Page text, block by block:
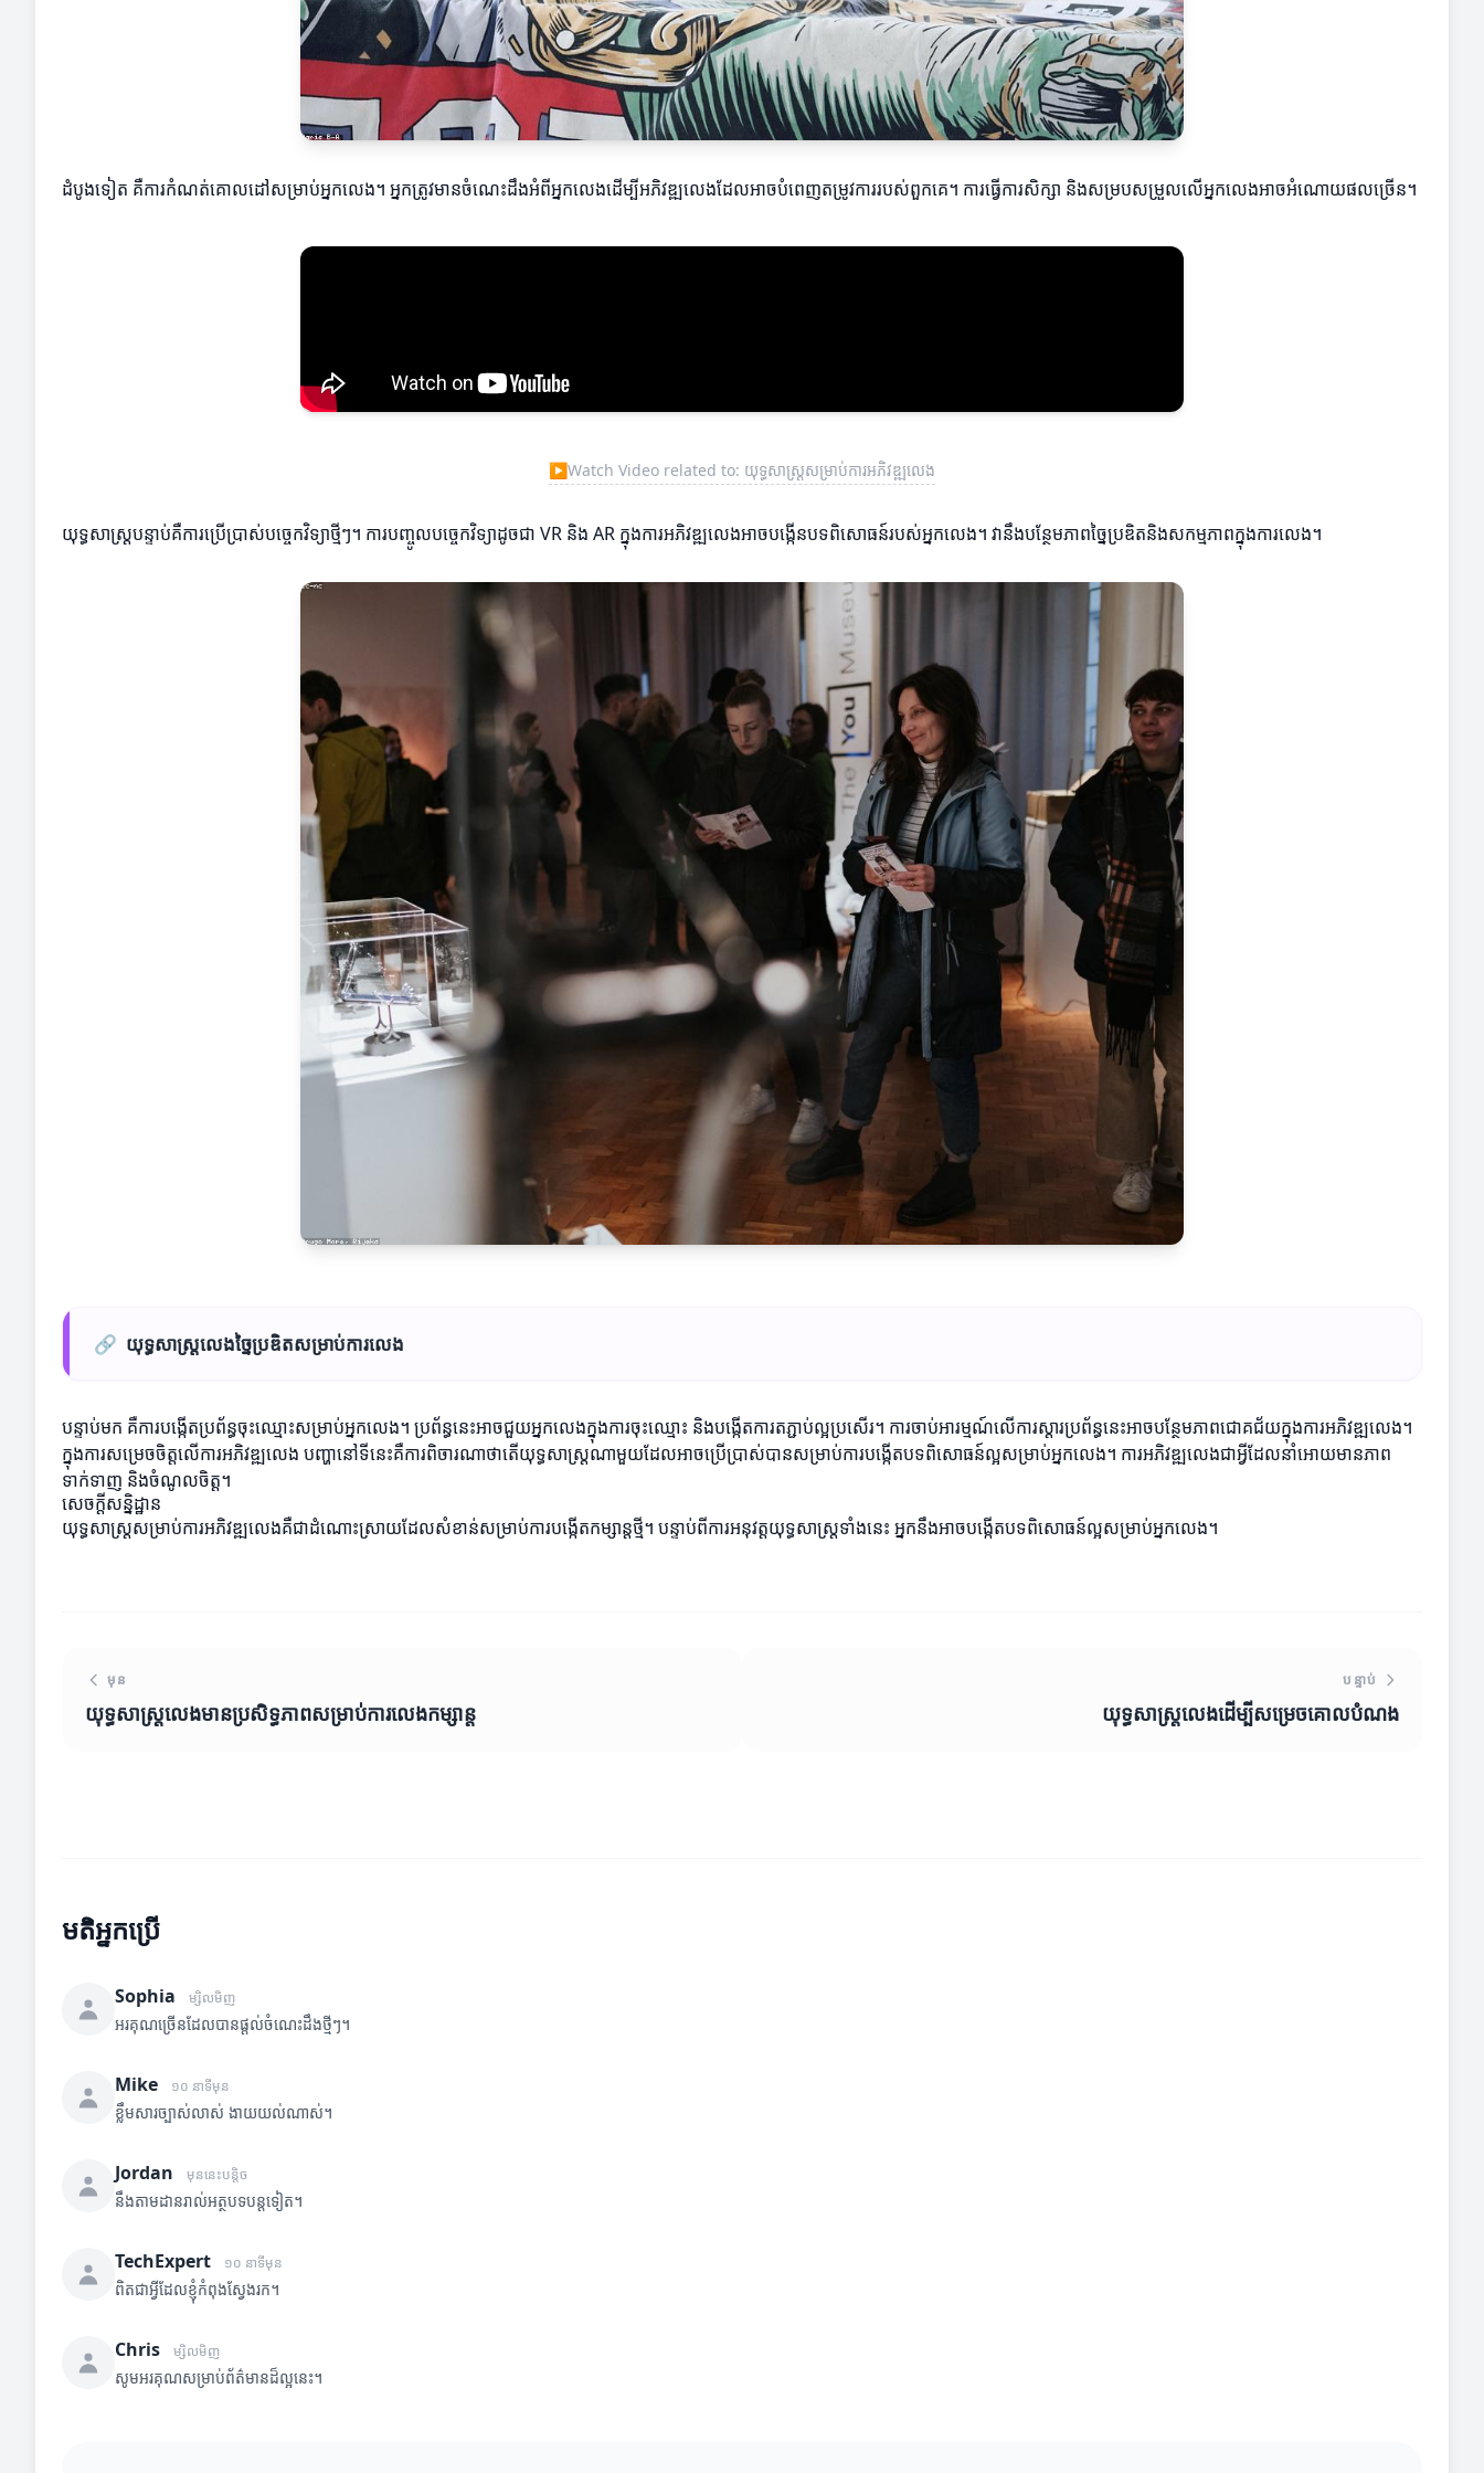
ដំបូងទៀត គឺការកំណត់គោលដៅសម្រាប់អ្នកលេង។ អ្នកត្រូវមានចំណេះដឹងអំពីអ្នកលេងដើម្បីអភិវឌ្ឍលេងដែលអាចបំពេញតម្រូវការរបស់ពួកគេ។ ការធ្វើការសិក្សា និងសម្របសម្រួលលើអ្នកលេងអាចអំណោយផលច្រើន។
▶Watch Video related to: យុទ្ធសាស្រ្តសម្រាប់ការអភិវឌ្ឍលេង
យុទ្ធសាស្រ្តបន្ទាប់គឺការប្រើប្រាស់បច្ចេកវិទ្យាថ្មីៗ។ ការបញ្ចូលបច្ចេកវិទ្យាដូចជា VR និង AR ក្នុងការអភិវឌ្ឍលេងអាចបង្កើនបទពិសោធន៍របស់អ្នកលេង។ វានឹងបន្ថែមភាពច្នៃប្រឌិតនិងសកម្មភាពក្នុងការលេង។
🔗 យុទ្ធសាស្រ្តលេងច្នៃប្រឌិតសម្រាប់ការលេង
បន្ទាប់មក គឺការបង្កើតប្រព័ន្ធចុះឈ្មោះសម្រាប់អ្នកលេង។ ប្រព័ន្ធនេះអាចជួយអ្នកលេងក្នុងការចុះឈ្មោះ និងបង្កើតការតភ្ជាប់ល្អប្រសើរ។ ការចាប់អារម្មណ៍លើការស្ដារប្រព័ន្ធនេះអាចបន្ថែមភាពជោគជ័យក្នុងការអភិវឌ្ឍលេង។
ក្នុងការសម្រេចចិត្តលើការអភិវឌ្ឍលេង បញ្ហានៅទីនេះគឺការពិចារណាថាតើយុទ្ធសាស្រ្តណាមួយដែលអាចប្រើប្រាស់បានសម្រាប់ការបង្កើតបទពិសោធន៍ល្អសម្រាប់អ្នកលេង។ ការអភិវឌ្ឍលេងជាអ្វីដែលនាំអោយមានភាព
ទាក់ទាញ និងចំណូលចិត្ត។
សេចក្តីសន្និដ្ឋាន
យុទ្ធសាស្រ្តសម្រាប់ការអភិវឌ្ឍលេងគឺជាដំណោះស្រាយដែលសំខាន់សម្រាប់ការបង្កើតកម្សាន្តថ្មី។ បន្ទាប់ពីការអនុវត្តយុទ្ធសាស្រ្តទាំងនេះ អ្នកនឹងអាចបង្កើតបទពិសោធន៍ល្អសម្រាប់អ្នកលេង។
មុន
យុទ្ធសាស្រ្តលេងមានប្រសិទ្ធភាពសម្រាប់ការលេងកម្សាន្ត
បន្ទាប់
យុទ្ធសាស្រ្តលេងដើម្បីសម្រេចគោលបំណង
មតិអ្នកប្រើ
Sophia ម្សិលមិញ
អរគុណច្រើនដែលបានផ្តល់ចំណេះដឹងថ្មីៗ។
Mike ១០ នាទីមុន
ខ្លឹមសារច្បាស់លាស់ ងាយយល់ណាស់។
Jordan មុននេះបន្តិច
នឹងតាមដានរាល់អត្ថបទបន្តទៀត។
TechExpert ១០ នាទីមុន
ពិតជាអ្វីដែលខ្ញុំកំពុងស្វែងរក។
Chris ម្សិលមិញ
សូមអរគុណសម្រាប់ព័ត៌មានដ៏ល្អនេះ។